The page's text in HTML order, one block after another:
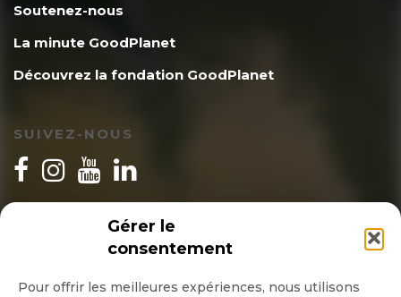
Gérer le
consentement
Pour offrir les meilleures expériences, nous utilisons
Soutenez-nous
La minute GoodPlanet
Découvrez la fondation GoodPlanet
SUIVEZ-NOUS
INSCRIPTION NEWSLETTER